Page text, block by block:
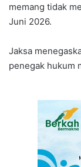
memang tidak
Juni 2026.
Jaksa
penegak hukum